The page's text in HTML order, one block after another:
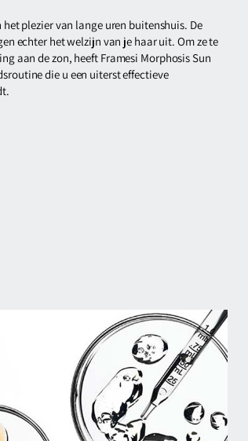
het plezier van lange uren buitenshuis. De
echter het welzijn van je haar uit. Om ze te
aan de zon, heeft Framesi Morphosis Sun
die u een uiterst effectieve